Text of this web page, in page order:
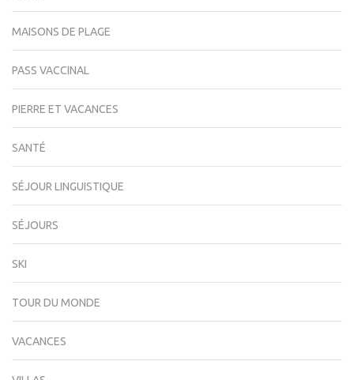
MAISONS DE PLAGE
PASS VACCINAL
PIERRE ET VACANCES
SANTÉ
SÉJOUR LINGUISTIQUE
SÉJOURS
SKI
TOUR DU MONDE
VACANCES